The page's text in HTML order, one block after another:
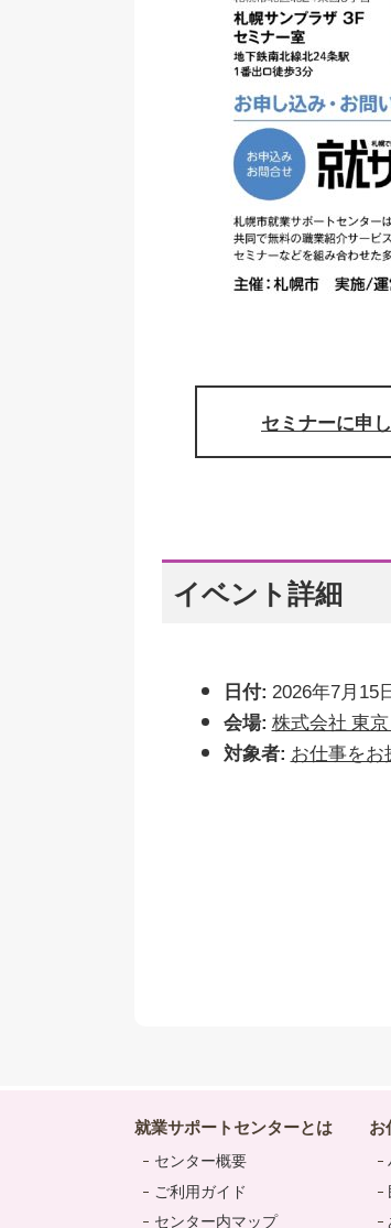
セミナーに申
イベント詳細
日付: 2026年7月15
会場: 株式会社 東
対象者: お仕事を
就業サポートセンターとは
センター概要
ご利用ガイド
センター内マップ
お